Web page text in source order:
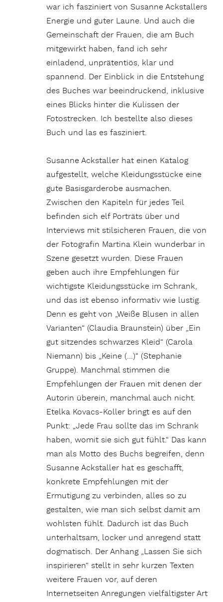
war ich fasziniert von Susanne Ackstallers
Energie und guter Laune. Und auch die
Gemeinschaft der Frauen, die am Buch
mitgewirkt haben, fand ich sehr
einladend, unprätentiös, klar und
spannend. Der Einblick in die Entstehung
des Buches war beeindruckend, inklusive
eines Blicks hinter die Kulissen der
Fotostrecken. Ich bestellte also dieses
Buch und las es fasziniert.
Susanne Ackstaller hat einen Katalog
aufgestellt, welche Kleidungsstücke eine
gute Basisgarderobe ausmachen.
Zwischen den Kapiteln für jedes Teil
befinden sich elf Porträts über und
Interviews mit stilsicheren Frauen, die von
der Fotografin Martina Klein wunderbar in
Szene gesetzt wurden. Diese Frauen
geben auch ihre Empfehlungen für
wichtigste Kleidungsstücke im Schrank,
und das ist ebenso informativ wie lustig.
Denn es geht von „Weiße Blusen in allen
Varianten“ (Claudia Braunstein) über „Ein
gut sitzendes schwarzes Kleid“ (Carola
Niemann) bis „Keine (…)“ (Stephanie
Gruppe). Manchmal stimmen die
Empfehlungen der Frauen mit denen der
Autorin überein, manchmal auch nicht.
Etelka Kovacs-Koller bringt es auf den
Punkt: „Jede Frau sollte das im Schrank
haben, womit sie sich gut fühlt.“ Das kann
man als Motto des Buchs begreifen, denn
Susanne Ackstaller hat es geschafft,
konkrete Empfehlungen mit der
Ermutigung zu verbinden, alles so zu
gestalten, wie man sich selbst damit am
wohlsten fühlt. Dadurch ist das Buch
unterhaltsam, locker und anregend statt
dogmatisch. Der Anhang „Lassen Sie sich
inspirieren“ stellt in sehr kurzen Texten
weitere Frauen vor, auf deren
Internetseiten Anregungen vielfältigster Art